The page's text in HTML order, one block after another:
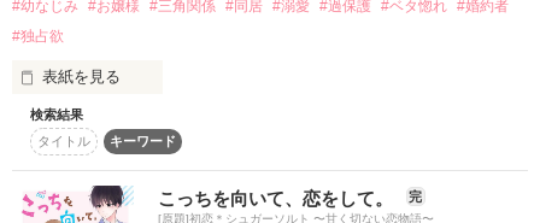
「あー…かわいすぎてイラつく。このまま閉じ込めようか」
桜庭 彩葉　(18)
ーSakuraba Irohaー
×
【神楽組　若頭】
運命の恋人を探すため
正体を明かさない
トップアイドルと
ｶﾀﾌﾞﾂ委員長の恋
お前が好き。」
×
クールもどきの不器用天邪鬼彼氏
(そっけなくても、わかり辛くても、君がいい)
#幼なじみ #お嬢様 #三角関係 #同居 #溺愛 #過保護 #ベタ惚れ #婚約者
#独占欲
表紙を見る
「幼なじみじゃ、もう我慢できないから」
*⑅ 幼なじみと甘すぎる同居が始まります ⑅*
検索結果
タイトル
キーワード
こっちを向いて、恋をして。 完
[原題]初恋＊シュガーソルト 〜甘く切ない恋物語〜